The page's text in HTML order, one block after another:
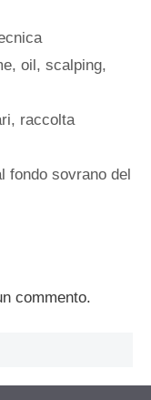
,oil ,scalping,
raccolta
fondo sovrano del
commento.